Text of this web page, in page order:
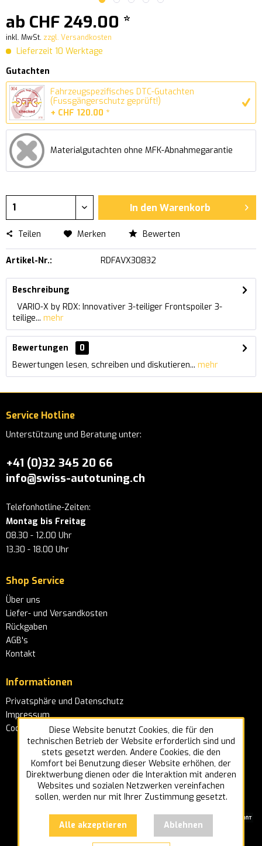
ab CHF 249.00 *
inkl. MwSt. zzgl. Versandkosten
Lieferzeit 10 Werktage
Gutachten
Fahrzeugspezifisches DTC-Gutachten
(Fussgängerschutz geprüft!)
+ CHF 120.00 *
Materialgutachten ohne MFK-Abnahmegarantie
In den Warenkorb
Teilen Merken Bewerten
Artikel-Nr.: RDFAVX30832
Beschreibung
VARIO-X by RDX: Innovativer 3-teiliger Frontspoiler 3-
teilige... mehr
Bewertungen
0
Bewertungen lesen, schreiben und diskutieren... mehr
Service Hotline
Unterstützung und Beratung unter:
+41 (0)32 345 20 66
info@swiss-autotuning.ch
Telefonhotline-Zeiten:
Montag bis Freitag
08.30 - 12.00 Uhr
13.30 - 18.00 Uhr
Shop Service
Über uns
Liefer- und Versandkosten
Rückgaben
AGB's
Kontakt
Informationen
Privatsphäre und Datenschutz
Impressum
Cookie-EinstellungenDiese Website benutzt Cookies, die für den
technischen Betrieb der Website erforderlich sind und
stets gesetzt werden. Andere Cookies, die den
Komfort bei Benutzung dieser Website erhöhen, der
Direktwerbung dienen oder die Interaktion mit anderen
Websites und sozialen Netzwerken vereinfachen
sollen, werden nur mit Ihrer Zustimmung gesetzt.
Alle akzeptieren Ablehnen